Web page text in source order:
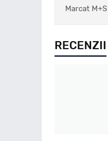
Marcat M+S
RECENZII